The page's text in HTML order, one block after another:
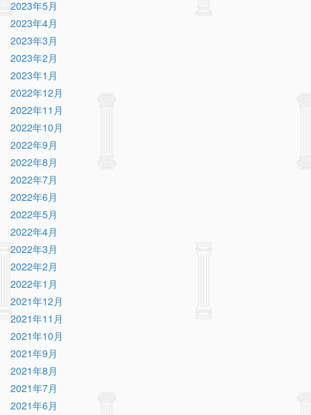
2023年5月
2023年4月
2023年3月
2023年2月
2023年1月
2022年12月
2022年11月
2022年10月
2022年9月
2022年8月
2022年7月
2022年6月
2022年5月
2022年4月
2022年3月
2022年2月
2022年1月
2021年12月
2021年11月
2021年10月
2021年9月
2021年8月
2021年7月
2021年6月